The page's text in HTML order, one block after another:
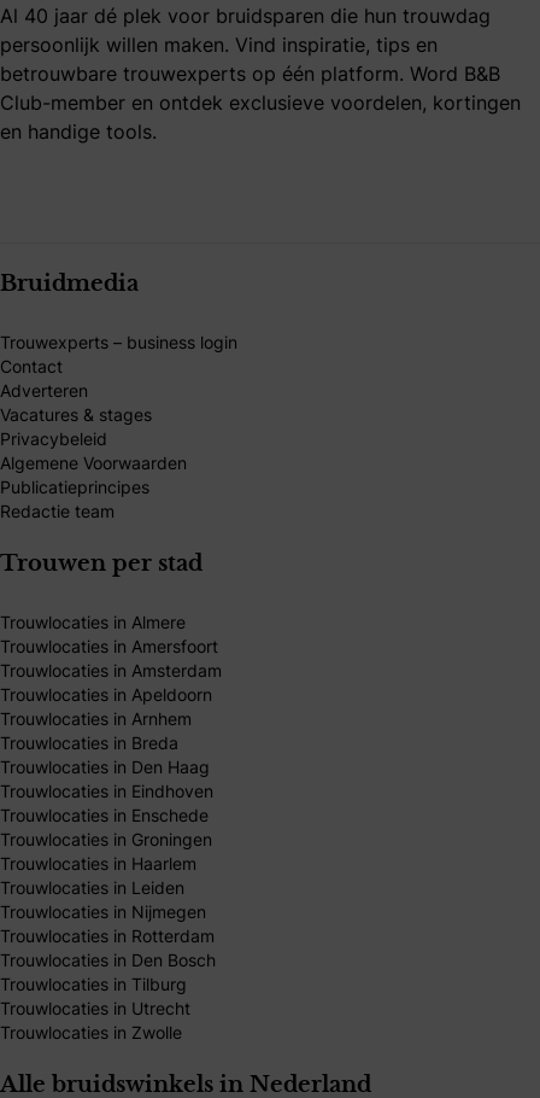
Al 40 jaar dé plek voor bruidsparen die hun trouwdag
persoonlijk willen maken. Vind inspiratie, tips en
betrouwbare trouwexperts op één platform. Word B&B
Club-member en ontdek exclusieve voordelen, kortingen
en handige tools.
Bruidmedia
Trouwexperts – business login
Contact
Adverteren
Vacatures & stages
Privacybeleid
Algemene Voorwaarden
Publicatieprincipes
Redactie team
Trouwen per stad
Trouwlocaties in Almere
Trouwlocaties in Amersfoort
Trouwlocaties in Amsterdam
Trouwlocaties in Apeldoorn
Trouwlocaties in Arnhem
Trouwlocaties in Breda
Trouwlocaties in Den Haag
Trouwlocaties in Eindhoven
Trouwlocaties in Enschede
Trouwlocaties in Groningen
Trouwlocaties in Haarlem
Trouwlocaties in Leiden
Trouwlocaties in Nijmegen
Trouwlocaties in Rotterdam
Trouwlocaties in Den Bosch
Trouwlocaties in Tilburg
Trouwlocaties in Utrecht
Trouwlocaties in Zwolle
Alle bruidswinkels in Nederland